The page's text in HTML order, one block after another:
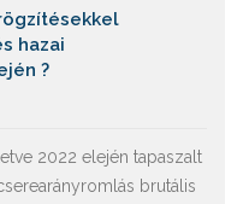
hazai
?
2022 elején tapaszalt
brutális